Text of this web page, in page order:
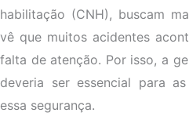
habilitação (CNH), buscam
vê que muitos acidentes
falta de atenção. Por isso, a
deveria ser essencial para
essa segurança.